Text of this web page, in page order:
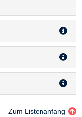
Zum Listenanfang